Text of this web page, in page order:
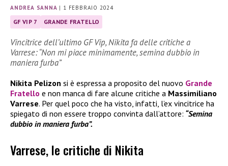
ANDREA SANNA | 1 FEBBRAIO 2024
GF VIP 7 GRANDE FRATELLO
Vincitrice dell’ultimo GF Vip, Nikita fa delle critiche a
Varrese: “Non mi piace minimamente, semina dubbio in
maniera furba”
Nikita Pelizon si è espressa a proposito del nuovo Grande
Fratello e non manca di fare alcune critiche a Massimiliano
Varrese. Per quel poco che ha visto, infatti, l’ex vincitrice ha
spiegato di non essere troppo convinta dall’attore: “Semina
dubbio in maniera furba”.
Varrese, le critiche di Nikita